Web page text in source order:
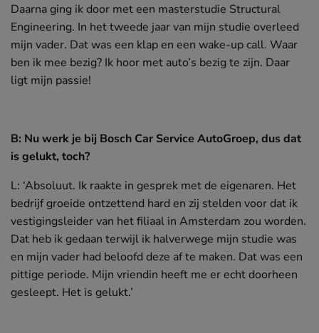
Daarna ging ik door met een masterstudie Structural
Engineering. In het tweede jaar van mijn studie overleed
mijn vader. Dat was een klap en een wake-up call. Waar
ben ik mee bezig? Ik hoor met auto’s bezig te zijn. Daar
ligt mijn passie!
B: Nu werk je bij Bosch Car Service AutoGroep, dus dat
is gelukt, toch?
L: ‘Absoluut. Ik raakte in gesprek met de eigenaren. Het
bedrijf groeide ontzettend hard en zij stelden voor dat ik
vestigingsleider van het filiaal in Amsterdam zou worden.
Dat heb ik gedaan terwijl ik halverwege mijn studie was
en mijn vader had beloofd deze af te maken. Dat was een
pittige periode. Mijn vriendin heeft me er echt doorheen
gesleept. Het is gelukt.’